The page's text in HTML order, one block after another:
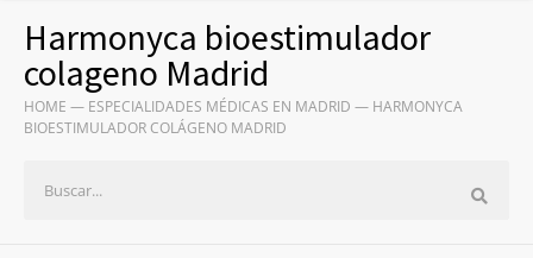
Harmonyca bioestimulador
colageno Madrid
HOME — ESPECIALIDADES MÉDICAS EN MADRID — HARMONYCA
BIOESTIMULADOR COLÁGENO MADRID